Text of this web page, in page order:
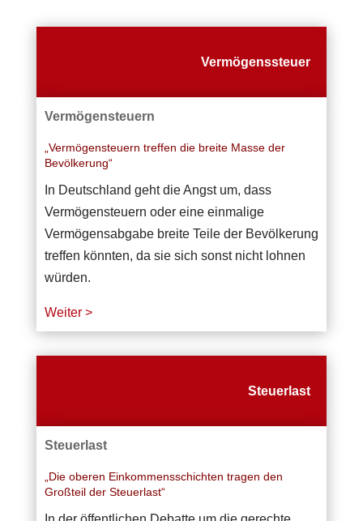
Vermögenssteuer
Vermögensteuern
„Vermögensteuern treffen die breite Masse der
Bevölkerung“
In Deutschland geht die Angst um, dass
Vermögensteuern oder eine einmalige
Vermögensabgabe breite Teile der Bevölkerung
treffen könnten, da sie sich sonst nicht lohnen
würden.
Weiter >
Steuerlast
Steuerlast
„Die oberen Einkommensschichten tragen den
Großteil der Steuerlast“